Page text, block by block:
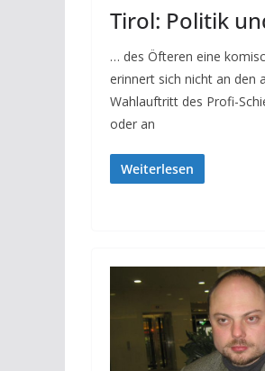
Tirol: Politik
… des Öfteren eine
erinnert sich nicht an den
Wahlauftritt des Profi-
oder an
Weiterlesen